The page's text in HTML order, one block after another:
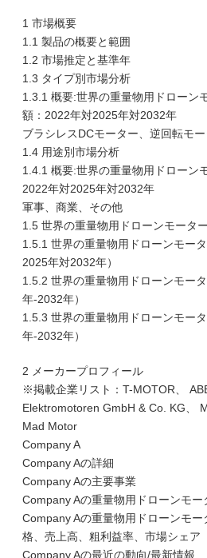
1 市場概要
1.1 製品の概要と範囲
1.2 市場推定と基準年
1.3 タイプ別市場分析
1.3.1 概要:世界の重量物用ドローン
額：2022年対2025年対2032年
ブラシレスDCモーター、逆回転モ
1.4 用途別市場分析
1.4.1 概要:世界の重量物用ドローン
2022年対2025年対2032年
軍事、商業、その他
1.5 世界の重量物用ドローンモータ
1.5.1 世界の重量物用ドローンモー
2025年対2032年）
1.5.2 世界の重量物用ドローンモー
年-2032年）
1.5.3 世界の重量物用ドローンモー
年-2032年）
2 メーカープロフィール
※掲載企業リスト：T-MOTOR、
Elektromotoren GmbH & Co. KG、
Mad Motor
Company A
Company Aの詳細
Company Aの主要事業
Company Aの重量物用ドローンモー
Company Aの重量物用ドローンモ
格、売上高、粗利益率、市場シェア
Company Aの最近の動向/最新情報